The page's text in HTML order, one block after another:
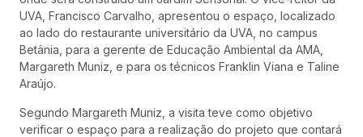
UVA, Francisco Carvalho, apresentou o espaço, localizado
ao lado do restaurante universitário da UVA, no campus
Betânia, para a gerente de Educação Ambiental da AMA,
Margareth Muniz, e para os técnicos Franklin Viana e Taline
Araújo.
Segundo Margareth Muniz, a visita teve como objetivo
verificar o espaço para a realização do projeto que contará